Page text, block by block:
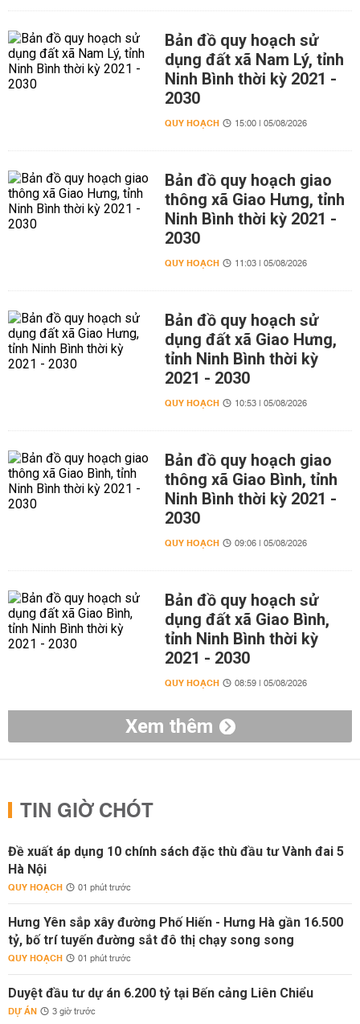
Bản đồ quy hoạch sử
dụng đất xã Nam Lý, tỉnh
Ninh Bình thời kỳ 2021 -
2030
QUY HOẠCH 15:00 | 05/08/2026
Bản đồ quy hoạch giao
thông xã Giao Hưng, tỉnh
Ninh Bình thời kỳ 2021 -
2030
QUY HOẠCH 11:03 | 05/08/2026
Bản đồ quy hoạch sử
dụng đất xã Giao Hưng,
tỉnh Ninh Bình thời kỳ
2021 - 2030
QUY HOẠCH 10:53 | 05/08/2026
Bản đồ quy hoạch giao
thông xã Giao Bình, tỉnh
Ninh Bình thời kỳ 2021 -
2030
QUY HOẠCH 09:06 | 05/08/2026
Bản đồ quy hoạch sử
dụng đất xã Giao Bình,
tỉnh Ninh Bình thời kỳ
2021 - 2030
QUY HOẠCH 08:59 | 05/08/2026
Xem thêm
TIN GIỜ CHÓT
Đề xuất áp dụng 10 chính sách đặc thù đầu tư Vành đai 5
Hà Nội
QUY HOẠCH 01 phút trước
Hưng Yên sắp xây đường Phố Hiến - Hưng Hà gần 16.500
tỷ, bố trí tuyến đường sắt đô thị chạy song song
QUY HOẠCH 01 phút trước
Duyệt đầu tư dự án 6.200 tỷ tại Bến cảng Liên Chiểu
DỰ ÁN 3 giờ trước